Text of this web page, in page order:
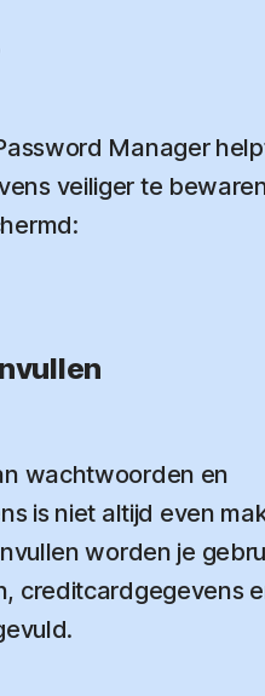
Manager
veiliger te
wachtwoorden en
is niet altijd even
worden je
creditcardgegevens